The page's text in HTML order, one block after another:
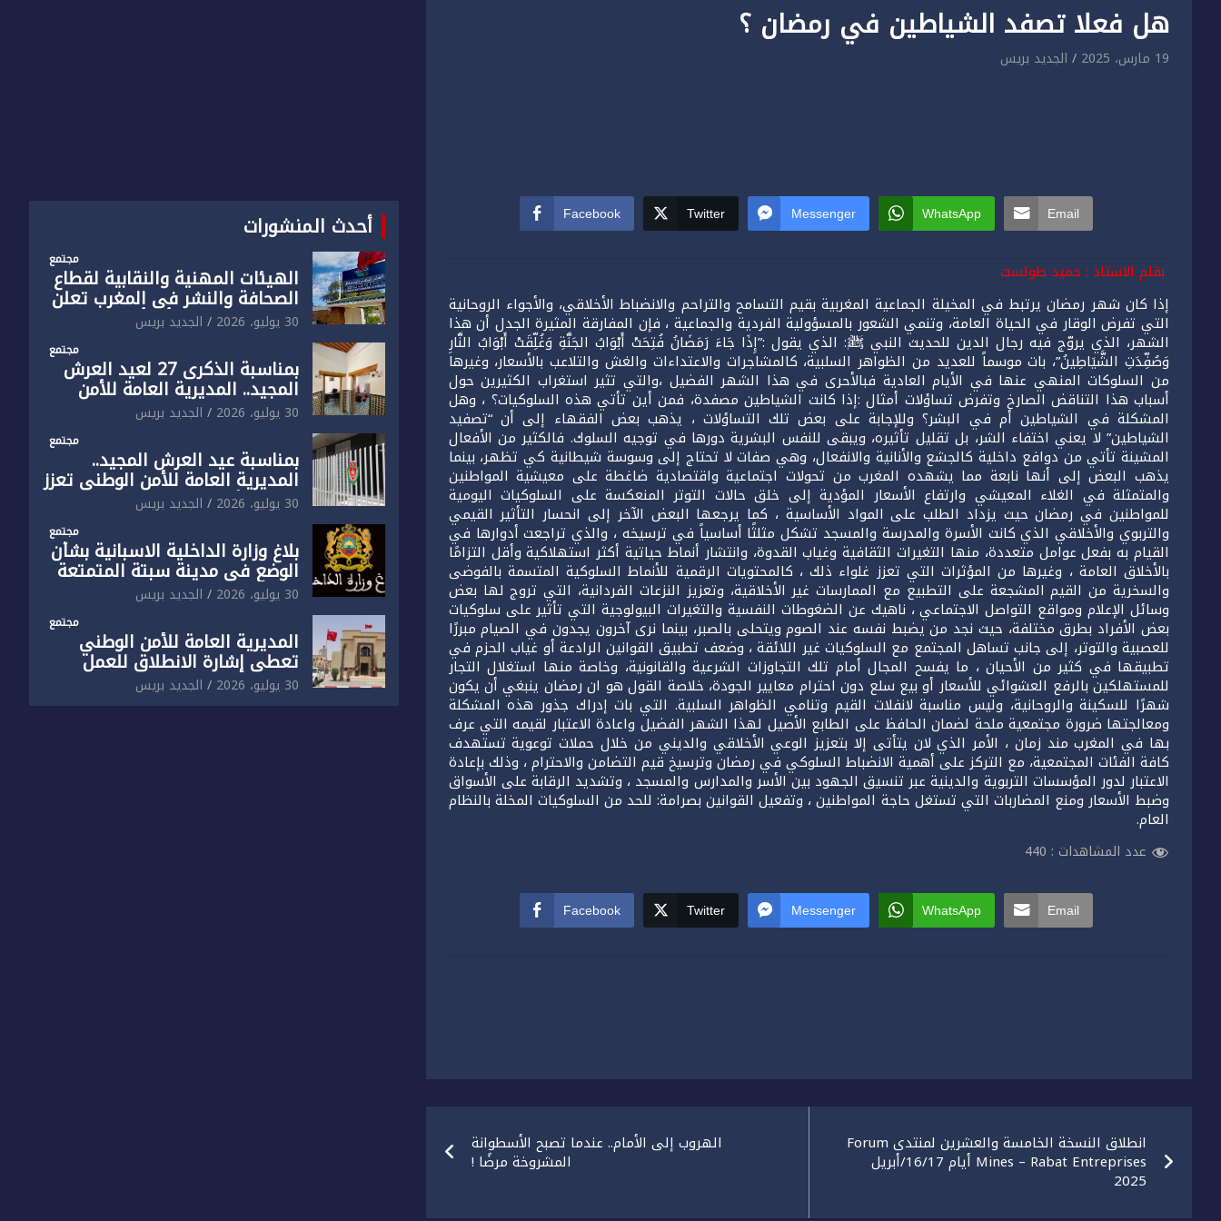
هل فعلا تصفد الشياطين في رمضان ؟
19 مارس، 2025 الجديد بريس
Facebook Twitter Messenger WhatsApp Email
بقلم الاستاذ : حميد طولست
إذا كان شهر رمضان يرتبط في المخيلة الجماعية المغربية بقيم التسامح والتراحم والانضباط الأخلاقي، والأجواء الروحانية
التي تفرض الوقار في الحياة العامة، وتنمي الشعور بالمسؤولية الفردية والجماعية ، فإن المفارقة المثيرة الجدل أن هذا
الشهر، الذي يروّج فيه رجال الدين للحديث النبي ﷺ: الذي يقول :”إِذَا جَاءَ رَمَضَانُ فُتِحَتْ أَبْوَابُ الجَنَّةِ وَغُلِّقَتْ أَبْوَابُ النَّارِ
وَصُفِّدَتِ الشَّيَاطِينُ”، بات موسماً للعديد من الظواهر السلبية، كالمشاجرات والاعتداءات والغش والتلاعب بالأسعار، وغيرها
من السلوكات المنهي عنها في الأيام العادية فبالأحرى في هذا الشهر الفضيل ،والتي تثير استغراب الكثيرين حول
أسباب هذا التناقض الصارخ وتفرض تساؤلات أمثال :إذا كانت الشياطين مصفدة، فمن أين تأتي هذه السلوكيات؟ ، وهل
المشكلة في الشياطين أم في البشر؟ وللإجابة على بعض تلك التساؤلات ، يذهب بعض الفقهاء إلى أن “تصفيد
الشياطين” لا يعني اختفاء الشر، بل تقليل تأثيره، ويبقى للنفس البشرية دورها في توجيه السلوك. فالكثير من الأفعال
المشينة تأتي من دوافع داخلية كالجشع والأنانية والانفعال، وهي صفات لا تحتاج إلى وسوسة شيطانية كي تظهر، بينما
يذهب البعض إلى أنها نابعة مما يشهده المغرب من تحولات اجتماعية واقتصادية ضاغطة على معيشية المواطنين
والمتمثلة في الغلاء المعيشي وارتفاع الأسعار المؤدية إلى خلق حالات التوتر المنعكسة على السلوكيات اليومية
للمواطنين في رمضان حيث يزداد الطلب على المواد الأساسية ، كما يرجعها البعض الآخر إلى انحسار التأثير القيمي
والتربوي والأخلاقي الذي كانت الأسرة والمدرسة والمسجد تشكل مثلثًا أساسياً في ترسيخه ، والذي تراجعت أدوارها في
القيام به بفعل عوامل متعددة، منها التغيرات الثقافية وغياب القدوة، وانتشار أنماط حياتية أكثر استهلاكية وأقل التزامًا
بالأخلاق العامة ، وغيرها من المؤثرات التي تعزز غلواء ذلك ، كالمحتويات الرقمية للأنماط السلوكية المتسمة بالفوضى
والسخرية من القيم المشجعة على التطبيع مع الممارسات غير الأخلاقية، وتعزيز النزعات الفردانية، التي تروج لها بعض
وسائل الإعلام ومواقع التواصل الاجتماعي ، ناهيك عن الضغوطات النفسية والتغيرات البيولوجية التي تأثير على سلوكيات
بعض الأفراد بطرق مختلفة، حيث نجد من يضبط نفسه عند الصوم ويتحلى بالصبر، بينما نرى آخرون يجدون في الصيام مبررًا
للعصبية والتوتر، إلى جانب تساهل المجتمع مع السلوكيات غير اللائقة ، وضعف تطبيق القوانين الرادعة أو غياب الحزم في
تطبيقها في كثير من الأحيان ، ما يفسح المجال أمام تلك التجاوزات الشرعية والقانونية، وخاصة منها استغلال التجار
للمستهلكين بالرفع العشوائي للأسعار أو بيع سلع دون احترام معايير الجودة، خلاصة القول هو ان رمضان ينبغي أن يكون
شهرًا للسكينة والروحانية، وليس مناسبة لانفلات القيم وتنامي الظواهر السلبية. التي بات إدراك جذور هذه المشكلة
ومعالجتها ضرورة مجتمعية ملحة لضمان الحافظ على الطابع الأصيل لهذا الشهر الفضيل واعادة الاعتبار لقيمه التي عرف
بها في المغرب مند زمان ، الأمر الذي لان يتأتى إلا بتعزيز الوعي الأخلاقي والديني من خلال حملات توعوية تستهدف
كافة الفئات المجتمعية، مع التركز على أهمية الانضباط السلوكي في رمضان وترسيخ قيم التضامن والاحترام ، وذلك بإعادة
الاعتبار لدور المؤسسات التربوية والدينية عبر تنسيق الجهود بين الأسر والمدارس والمسجد ، وتشديد الرقابة على الأسواق
وضبط الأسعار ومنع المضاربات التي تستغل حاجة المواطنين ، وتفعيل القوانين بصرامة: للحد من السلوكيات المخلة بالنظام
العام.
عدد المشاهدات : 440
Facebook Twitter Messenger WhatsApp Email
تصفّح
المقالات انطلاق النسخة الخامسة والعشرين لمنتدى Forum
Mines – Rabat Entreprises أيام 16/17/أبريل
2025
الهروب إلى الأمام.. عندما تصبح الأسطوانة
المشروخة مرضًا !
أحدث المنشورات
مجتمع
الهيئات المهنية والنقابية لقطاع
الصحافة والنشر في المغرب تعلن
رفضها القاطع لـ”أي أجندة انتخابية
مُعدة على مقاس سياسي
ومصلحي ضيق”
30 يوليو، 2026 الجديد بريس
مجتمع
بمناسبة الذكرى 27 لعيد العرش
المجيد.. المديرية العامة للأمن
الوطني تفتتح المقر الجديد لفرقة
الشرطة السياحية بفاس
30 يوليو، 2026 الجديد بريس
مجتمع
بمناسبة عيد العرش المجيد..
المديرية العامة للأمن الوطني تعزز
البنية الأمنية بالناظور بإحداث
فرقتين جديدتين
30 يوليو، 2026 الجديد بريس
مجتمع
بلاغ وزارة الداخلية الاسبانية بشأن
الوضع في مدينة سبتة المتمتعة
بالحكم الذاتي
30 يوليو، 2026 الجديد بريس
مجتمع
المديرية العامة للأمن الوطني
تعطي إشارة الانطلاق للعمل
بالمقر الجديد للدائرة الثالثة
للشرطة بولاية أمن العيون
30 يوليو، 2026 الجديد بريس